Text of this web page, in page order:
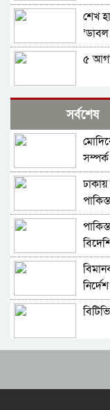
শেখ
‘ডাবল
৫
শেখ
১১
সিদ্দিকী
শাপলা
সর্বশেষ
ঢাকায়
নির্দেশ
র‍্যাব